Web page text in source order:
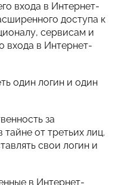
входа в Интернет-
доступа к
сервисам и
входа в Интернет-
один логин и один
за
от третьих лиц.
свои логин и
в Интернет-